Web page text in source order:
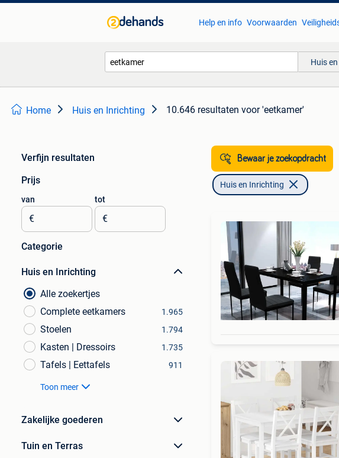
Help en info Voorwaarden
Huis
Home Huis en Inrichting 10.646 resultaten voor 'eetkamer'
Verfijn resultaten
Prijs
van
€
tot
€
Categorie
Huis en Inrichting
Alle zoekertjes
Complete eetkamers
1.965
Stoelen 1.794
Kasten | Dressoirs 1.735
Tafels | Eettafels 911
Toon meer
Zakelijke goederen
Tuin en Terras
Bewaar je zoekopdracht
Huis en Inrichting